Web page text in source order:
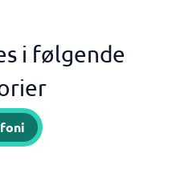
i følgende